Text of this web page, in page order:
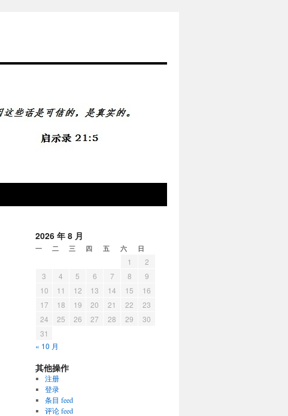
2026 年 8 月
一 二 三 四 五 六 日
1
2
3
4 5 6 7 8
9
10
11 12 13 14 15
16
17
18 19 20 21 22
23
24
25 26 27 28 29
30
31
« 10 月
其他操作
注册
登录
条目 feed
评论 feed